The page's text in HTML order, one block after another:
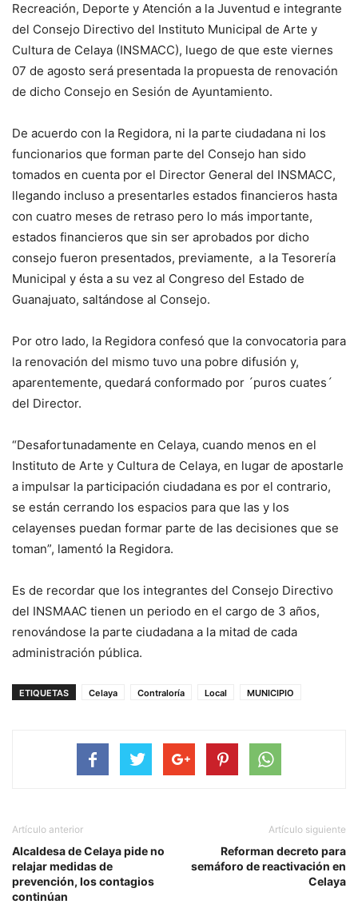
Recreación, Deporte y Atención a la Juventud e integrante
del Consejo Directivo del Instituto Municipal de Arte y
Cultura de Celaya (INSMACC), luego de que este viernes
07 de agosto será presentada la propuesta de renovación
de dicho Consejo en Sesión de Ayuntamiento.
De acuerdo con la Regidora, ni la parte ciudadana ni los
funcionarios que forman parte del Consejo han sido
tomados en cuenta por el Director General del INSMACC,
llegando incluso a presentarles estados financieros hasta
con cuatro meses de retraso pero lo más importante,
estados financieros que sin ser aprobados por dicho
consejo fueron presentados, previamente, a la Tesorería
Municipal y ésta a su vez al Congreso del Estado de
Guanajuato, saltándose al Consejo.
Por otro lado, la Regidora confesó que la convocatoria para
la renovación del mismo tuvo una pobre difusión y,
aparentemente, quedará conformado por ´puros cuates´
del Director.
“Desafortunadamente en Celaya, cuando menos en el
Instituto de Arte y Cultura de Celaya, en lugar de apostarle
a impulsar la participación ciudadana es por el contrario,
se están cerrando los espacios para que las y los
celayenses puedan formar parte de las decisiones que se
toman”, lamentó la Regidora.
Es de recordar que los integrantes del Consejo Directivo
del INSMAAC tienen un periodo en el cargo de 3 años,
renovándose la parte ciudadana a la mitad de cada
administración pública.
ETIQUETAS Celaya Contraloría Local MUNICIPIO
Artículo anterior
Alcaldesa de Celaya pide no
relajar medidas de
prevención, los contagios
continúan
Artículo siguiente
Reforman decreto para
semáforo de reactivación en
Celaya